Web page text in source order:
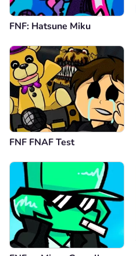
Cancelar
Anônimo
So good
Resposta
Cancelar
FNF: Hatsune Miku
FNF FNAF Test